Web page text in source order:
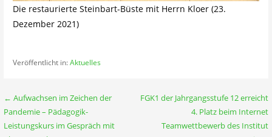
Die restaurierte Steinbart-Büste mit Herrn Kloer (23.
Dezember 2021)
Veröffentlicht in:Aktuelles
Beitragsnavigation
← Aufwachsen im Zeichen der
Pandemie – Pädagogik-
Leistungskurs im Gespräch mit
FGK1 der Jahrgangsstufe 12 erreicht
4. Platz beim Internet
Teamwettbewerb des Institut